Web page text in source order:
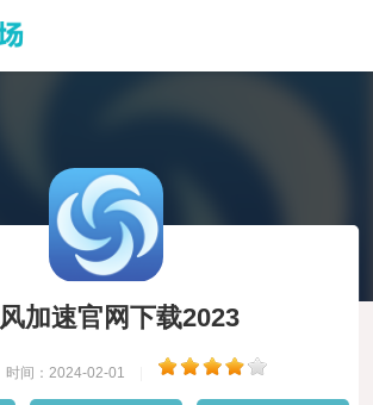
加速官网下载2023
时间：2024-02-01